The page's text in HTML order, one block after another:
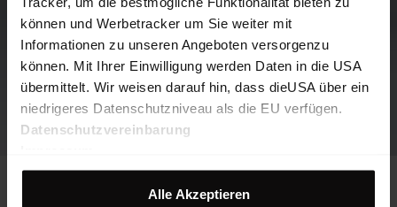
können und Werbetracker um Sie weiter mit
Informationen zu unseren Angeboten versorgenzu
können. Mit Ihrer Einwilligung werden Daten in die USA
übermittelt. Wir weisen darauf hin, dass dieUSA über ein
niedrigeres Datenschutzniveau als die EU verfügen.
Datenschutzvereinbarung
Alle Akzeptieren